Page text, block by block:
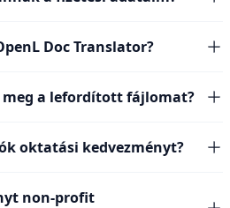
Doc Translator?
a lefordított fájlomat?
oktatási kedvezményt?
non-profit